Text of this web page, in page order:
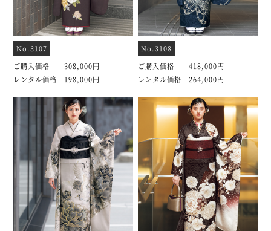
No.3107
ご購入価格 308,000円
レンタル価格 198,000円
No.3108
ご購入価格 418,000円
レンタル価格 264,000円